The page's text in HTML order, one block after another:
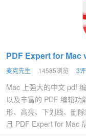
PDF Expert for Mac
麦克先生 14585浏览 3
Mac 上强大的中文 pdf
以及丰富的 PDF 编辑功
形、高亮、下划线、删
且 PDF Expert for Mac